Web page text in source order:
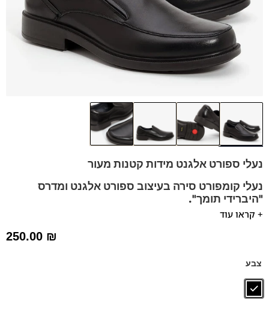
נעלי ספורט אלגנט מידות קטנות מעור
נעלי קומפורט סירה בעיצוב ספורט אלגנט ומדרס
"היברידי תומך".
נעלים רחבות יחסית בנראות כמעט ובלתי נראית לעין.
נעלים נוחות במיוחד – מקולקציית ה
הנעליים עשויות עור רך ואיכותי
ספידות וביטנות נושמות וסופגות זיעה.
+ קראו עוד
250.00 ₪
צבע